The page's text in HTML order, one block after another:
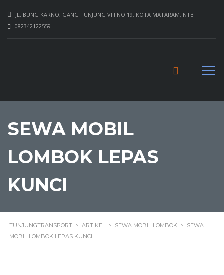
JL. BUNG KARNO, GANG TUNJUNG VIII NO 19, KOTA MATARAM, NTB
082342122559
SEWA MOBIL
LOMBOK LEPAS
KUNCI
TUNJUNGTRANSPORT > ARTIKEL > SEWA MOBIL LOMBOK > SEWA
MOBIL LOMBOK LEPAS KUNCI